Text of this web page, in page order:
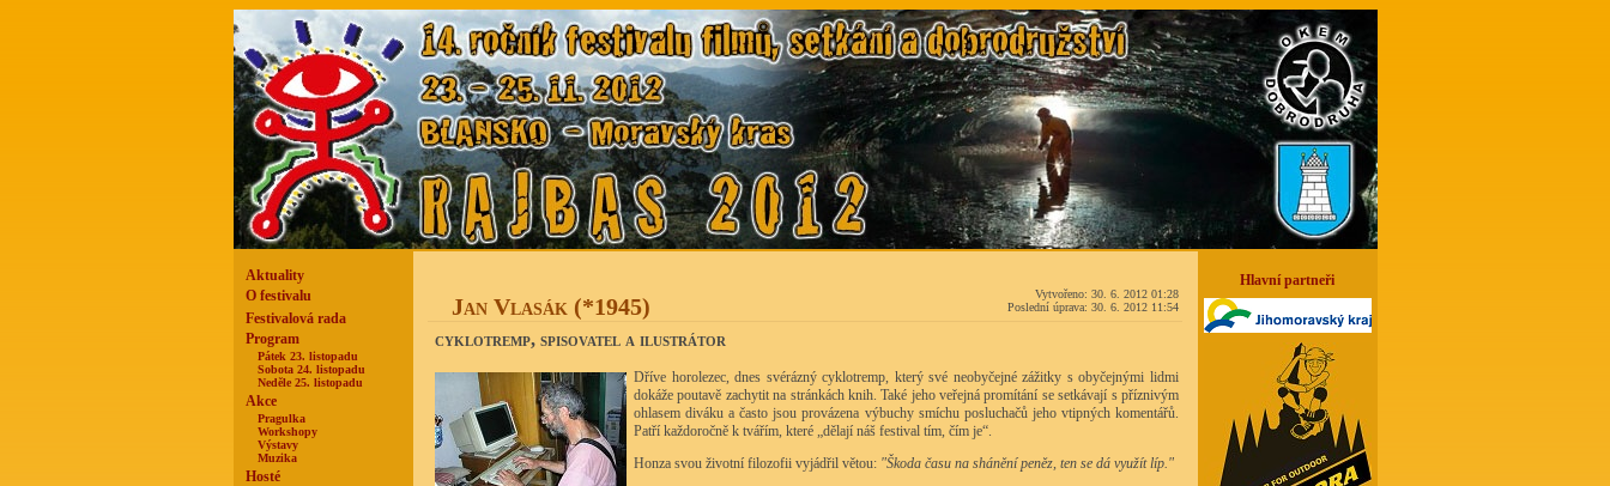
Aktuality
O festivalu
Festivalová rada
Program
Pátek 23. listopadu
Sobota 24. listopadu
Neděle 25. listopadu
Akce
Pragulka
Workshopy
Výstavy
Muzika
Hosté
Hlavní partneři
Jan Vlasák (*1945)
Vytvořeno: 30. 6. 2012 01:28
Poslední úprava: 30. 6. 2012 11:54
cyklotremp, spisovatel a ilustrátor
Dříve horolezec, dnes svérázný cyklotremp, který své neobyčejné zážitky s obyčejnými lidmi
dokáže poutavě zachytit na stránkách knih. Také jeho veřejná promítání se setkávají s příznivým
ohlasem diváku a často jsou provázena výbuchy smíchu posluchačů jeho vtipných komentářů.
Patří každoročně k tvářím, které „dělají náš festival tím, čím je“.
Honza svou životní filozofii vyjádřil větou: "Škoda času na shánění peněz, ten se dá využít líp."